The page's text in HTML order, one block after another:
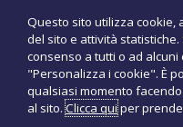
+39 3921526175
Questo sito utilizza cookie,
del sito e attività
consenso a tutti o ad alcuni
"Personalizza i cookie". È
qualsiasi momento
al sito.Clicca quiper